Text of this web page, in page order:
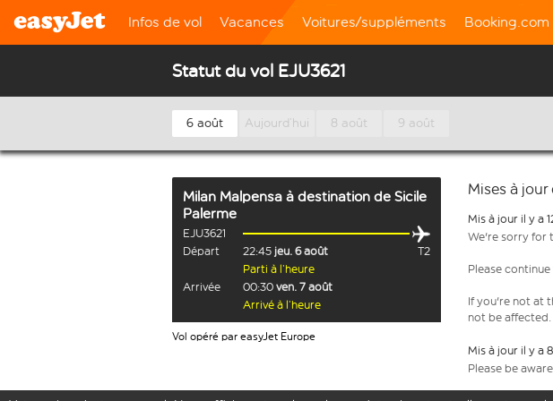
Infos de vol Vacances Voitures/suppléments Booking.com
Statut du vol EJU3621
6 août Aujourd’hui 8 août 9 août
Milan Malpensa à destination de Sicile
Palerme
EJU3621
Départ
22:45 jeu. 6 août
T2
Parti à l’heure
Arrivée
00:30 ven. 7 août
Arrivé à l’heure
Vol opéré par easyJet Europe
Mises à
Mis à jour il y a
We're sorry for
Please
If you're not at
not be affected.
Mis à jour il y a
Please be